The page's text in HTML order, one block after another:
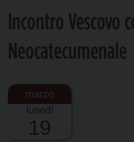
Incontro Vescovo
Neocatecumenale
lunedì
19